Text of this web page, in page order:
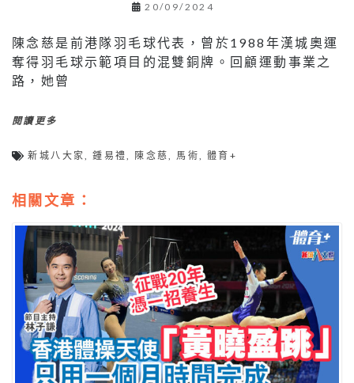
20/09/2024
陳念慈是前港隊羽毛球代表，曾於1988年漢城奧運
奪得羽毛球示範項目的混雙銅牌。回顧運動事業之
路，她曾
閱讀更多
新城八大家,鍾易禮, 陳念慈, 馬術, 體育+
相關文章：